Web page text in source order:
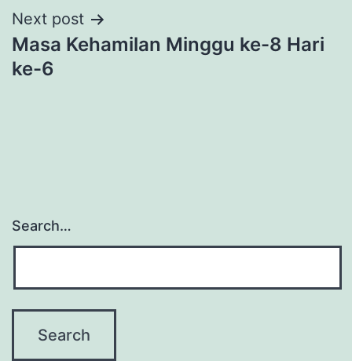
Next post
Masa Kehamilan Minggu ke-8 Hari
ke-6
Search…